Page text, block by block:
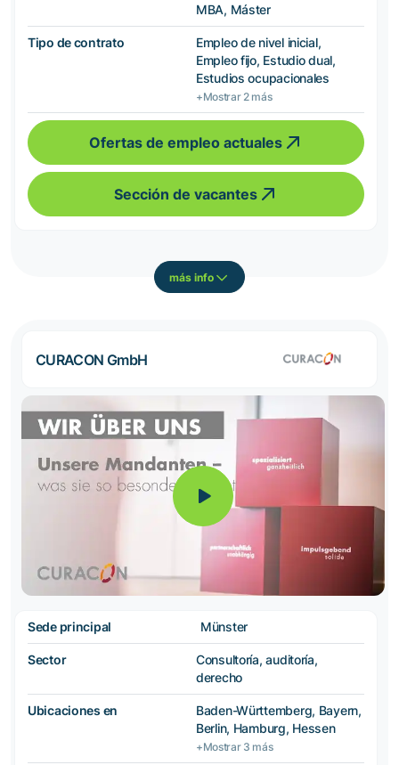
MBA, Máster
Tipo de contrato
Empleo de nivel inicial,
Empleo fijo, Estudio dual,
Estudios ocupacionales
+Mostrar 2 más
Ofertas de empleo actuales
Sección de vacantes
más info
CURACON GmbH
Sede principal Münster
Sector
Consultoría, auditoría,
derecho
Ubicaciones en
Baden-Württemberg, Bayern,
Berlin, Hamburg, Hessen
+Mostrar 3 más